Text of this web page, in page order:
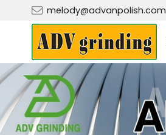
melody@advanpolish.com